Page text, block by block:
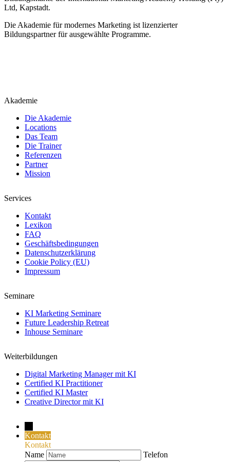
Ltd, Kapstadt.
Die Akademie für modernes Marketing ist lizenzierter
Bildungspartner für ausgewählte Programme.
Akademie
Die Akademie
Locations
Das Team
Die Trainer
Referenzen
Partner
Mission
Services
Kontakt
Lexikon
FAQ
Geschäftsbedingungen
Datenschutzerklärung
Cookie Policy (EU)
Impressum
Seminare
KI Marketing Seminare
Future Leadership Retreat
Inhouse Seminare
Weiterbildungen
Digital Marketing Manager mit KI
Certified KI Practitioner
Certified KI Master
Creative Director mit KI
Kontakt
Kontakt
Name
Telefon